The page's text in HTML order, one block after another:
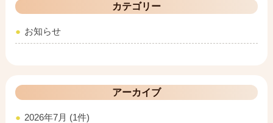
カテゴリー
お知らせ
アーカイブ
2026年7月 (1件)